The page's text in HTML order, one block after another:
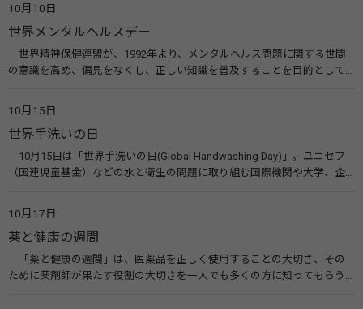
会）
10月10日
世界メンタルヘルスデー
世界精神保健連盟が、1992年より、メンタルヘルス問題に関する世間
の意識を高め、偏見をなくし、正しい知識を普及することを目的として、
す。 関連リンク 世界メンタルヘルスデー（厚生労働省） 働く人のメンタ
ルヘルス・ポータルサイト「こころの耳」（厚生労働省）
10月15日
世界手洗いの日
10月15日は「世界手洗いの日(Global Handwashing Day)」。ユニセフ
（国連児童基金）などの水と衛生の問題に取り組む国際機関や大学、企
10月17日
薬と健康の週間
「薬と健康の週間」は、医薬品を正しく使用することの大切さ、その
ために薬剤師が果たす役割の大切さを一人でも多くの方に知ってもらう